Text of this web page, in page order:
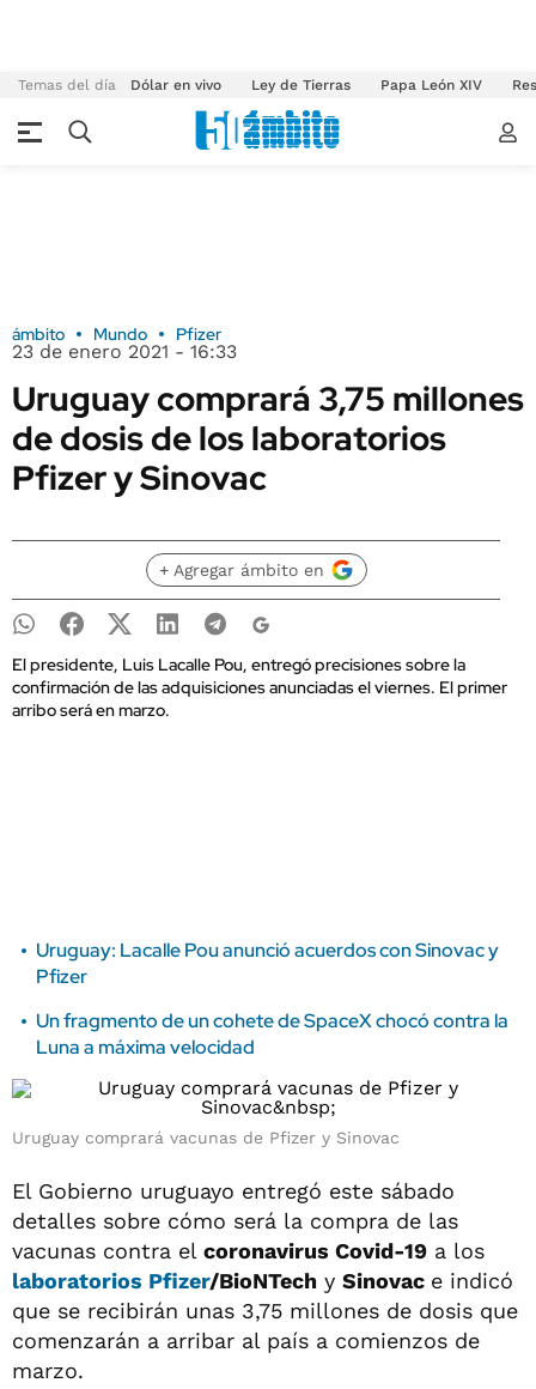
Temas del día Dólar en vivo Ley de Tierras Papa León XIV
ámbito Mundo Pfizer
23 de enero 2021 - 16:33
Uruguay comprará 3,75 millones
de dosis de los laboratorios
Pfizer y Sinovac
+ Agregar ámbito en
El presidente, Luis Lacalle Pou, entregó precisiones sobre la
confirmación de las adquisiciones anunciadas el viernes. El primer
arribo será en marzo.
Uruguay: Lacalle Pou anunció acuerdos con Sinovac y
Pfizer
Un fragmento de un cohete de SpaceX chocó contra la
Luna a máxima velocidad
Uruguay comprará vacunas de Pfizer y Sinovac
El Gobierno uruguayo entregó este sábado
detalles sobre cómo será la compra de las
vacunas contra el coronavirus Covid-19 a los
laboratorios Pfizer/BioNTech y Sinovac e indicó
que se recibirán unas 3,75 millones de dosis que
comenzarán a arribar al país a comienzos de
marzo.